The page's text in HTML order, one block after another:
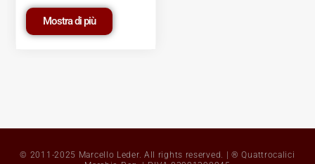
Mostra di più
© 2011-2025 Marcello Leder. All rights reserved. | ® Quattrocalici